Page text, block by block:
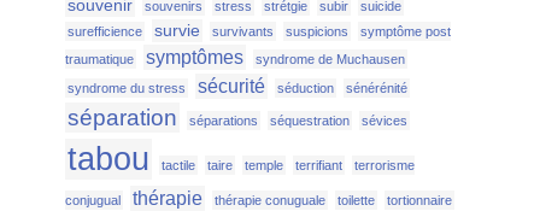
souvenir souvenirs stress strétgie subir
suicide
surefficience
survie survivants suspicions
symptôme post
traumatique
symptômes
syndrome de Muchausen
syndrome du stress
sécurité séduction sénérénité
séparation séparations séquestration sévices
tabou tactile taire temple terrifiant terrorisme
conjugual thérapie thérapie conuguale toilette tortionnaire